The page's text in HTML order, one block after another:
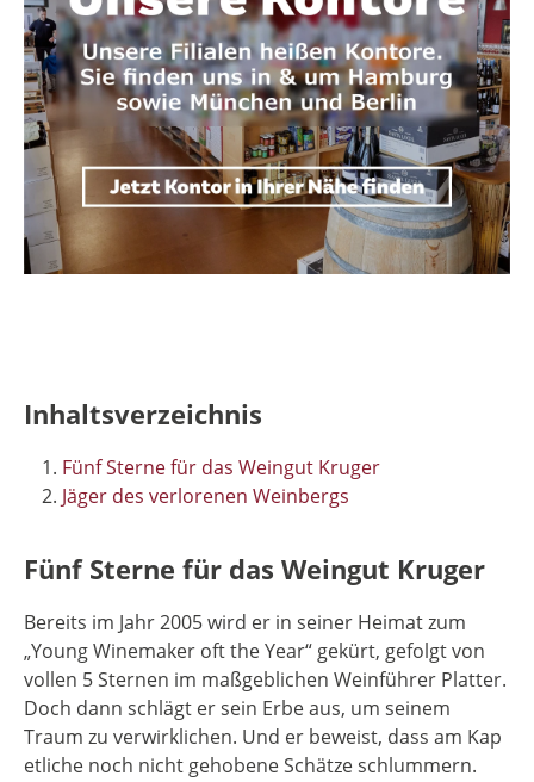
Inhaltsverzeichnis
Fünf Sterne für das Weingut Kruger
Jäger des verlorenen Weinbergs
Fünf Sterne für das Weingut Kruger
Bereits im Jahr 2005 wird er in seiner Heimat zum
„Young Winemaker oft the Year“ gekürt, gefolgt von
vollen 5 Sternen im maßgeblichen Weinführer Platter.
Doch dann schlägt er sein Erbe aus, um seinem
Traum zu verwirklichen. Und er beweist, dass am Kap
etliche noch nicht gehobene Schätze schlummern.